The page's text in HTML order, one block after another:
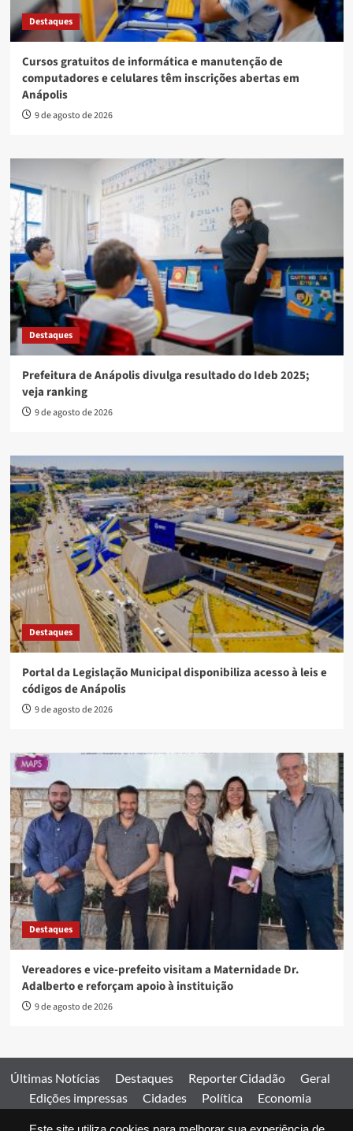
Destaques
Cursos gratuitos de informática e manutenção de
computadores e celulares têm inscrições abertas em
Anápolis
9 de agosto de 2026
Destaques
Prefeitura de Anápolis divulga resultado do Ideb 2025;
veja ranking
9 de agosto de 2026
Destaques
Portal da Legislação Municipal disponibiliza acesso à leis e
códigos de Anápolis
9 de agosto de 2026
Destaques
Vereadores e vice-prefeito visitam a Maternidade Dr.
Adalberto e reforçam apoio à instituição
9 de agosto de 2026
Últimas Notícias Destaques Reporter Cidadão
Geral
Edições impressas
Cidades Política
Economia